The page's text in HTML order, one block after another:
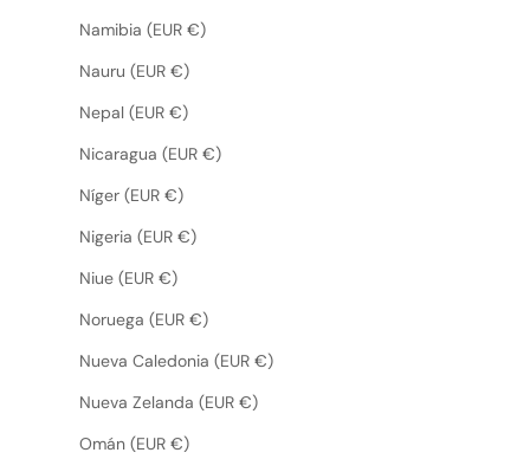
Namibia (EUR €)
Nauru (EUR €)
Nepal (EUR €)
Nicaragua (EUR €)
Níger (EUR €)
Nigeria (EUR €)
Niue (EUR €)
Noruega (EUR €)
Nueva Caledonia (EUR €)
Nueva Zelanda (EUR €)
Omán (EUR €)